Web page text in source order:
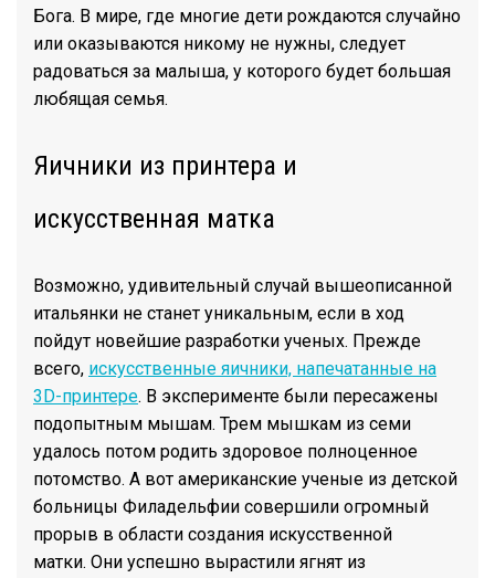
Бога. В мире, где многие дети рождаются случайно
или оказываются никому не нужны, следует
радоваться за малыша, у которого будет большая
любящая семья.
Яичники из принтера и
искусственная матка
Возможно, удивительный случай вышеописанной
итальянки не станет уникальным, если в ход
пойдут новейшие разработки ученых. Прежде
всего, искусственные яичники, напечатанные на
3D-принтере. В эксперименте были пересажены
подопытным мышам. Трем мышкам из семи
удалось потом родить здоровое полноценное
потомство. А вот американские ученые из детской
больницы Филадельфии совершили огромный
прорыв в области создания искусственной
матки. Они успешно вырастили ягнят из